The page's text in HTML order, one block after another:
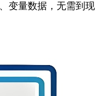
变量数据，无需到现